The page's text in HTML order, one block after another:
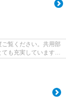
覧ください。共用部
も充実しています。